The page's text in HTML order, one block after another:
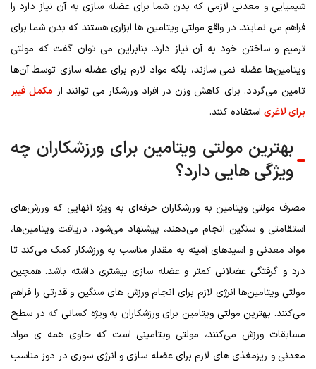
شیمیایی و معدنی لازمی که بدن شما برای عضله سازی به آن نیاز دارد را
فراهم می نمایند. در واقع مولتی ویتامین ها ابزاری هستند که بدن شما برای
ترمیم و ساختن خود به آن نیاز دارد. بنابراین می توان گفت که مولتی
ویتامین‌ها عضله نمی سازند، بلکه مواد لازم برای عضله سازی توسط آن‌ها
تامین می‌گردد. برای کاهش وزن در افراد ورزشکار می توانند از مکمل فیبر
برای لاغری استفاده کنند.
بهترین مولتی ویتامین برای ورزشکاران چه
ویژگی هایی دارد؟
مصرف مولتی ویتامین به ورزشکاران حرفه‌ای به ویژه آنهایی که ورزش‌های
استقامتی و سنگین انجام می‌دهند، پیشنهاد می‌شود. دریافت ویتامین‌ها،
مواد معدنی و اسیدهای آمینه به مقدار مناسب به ورزشکار کمک می‌کند تا
درد و گرفتگی عضلانی کمتر و عضله سازی بیشتری داشته باشد. همچین
مولتی ویتامین‌ها انرژی لازم برای انجام ورزش های سنگین و قدرتی را فراهم
می‌کنند. بهترین مولتی ویتامین برای ورزشکاران به ویژه کسانی که در سطح
مسابقات ورزش می‌کنند، مولتی ویتامینی است که حاوی همه ی مواد
معدنی و ریزمغذی های لازم برای عضله سازی و انرژی سوزی در دوز مناسب